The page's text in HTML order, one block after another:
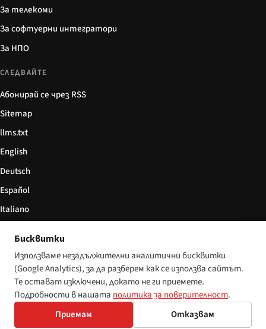
За телекоми
За софтуерни интегратори
За НПО
СЛЕДВАЙТЕ
Абонирай се чрез RSS
Sitemap
llms.txt
English
Deutsch
Español
Italiano
© 2026 Disability World. Всички права запазени. Настройки за бисквитки
DeutschEspañol 简体中文PolskiFrançais
Бисквитки
Използваме незадължителни аналитични бисквитки
(Google Analytics), за да разберем как се използва сайтът.
Те остават изключени, докато не ги приемете.
Подробности в нашата политика за поверителност.
Приемам
Отказвам